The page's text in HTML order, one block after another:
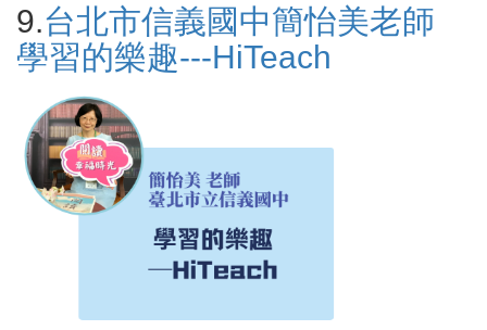
9.台北市信義國中簡怡美老師
學習的樂趣---HiTeach